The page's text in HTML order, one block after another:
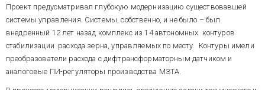
которой разработан этот проект,
по своей производительности -
80 т зерна в сутки, и составу
оборудования занимает
промежуточное положение
между промышленными
мельницами (100 – 500 т/сут) и
АСУТП охватывает весь
технологический цикл
Проект предусматривал глубокую модернизацию существовавшей
системы управления. Системы, собственно, и не было – был
внедренный 12 лет назад комплекс из 14 автономных контуров
стабилизации расхода зерна, управляемых по месту. Контуры имели
преобразователи расхода с дифтрансформаторным датчиком и
аналоговые ПИ-регуляторы производства МЗТА.